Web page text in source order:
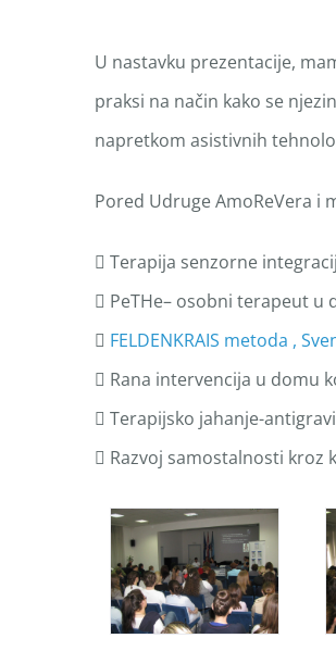
U nastavku prezentacije,
praksi na način kako se
napretkom asistivnih
Pored Udruge AmoReVera i
 Terapija senzorne
 PeTHe– osobni terapeut u
 FELDENKRAIS metoda ,
 Rana intervencija u domu
 Terapijsko jahanje-
 Razvoj samostalnosti kroz